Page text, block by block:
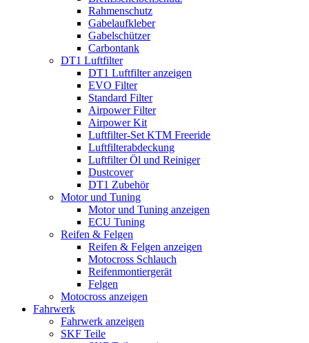
Rahmenschutz
Gabelaufkleber
Gabelschützer
Carbontank
DT1 Luftfilter
DT1 Luftfilter anzeigen
EVO Filter
Standard Filter
Airpower Filter
Airpower Kit
Luftfilter-Set KTM Freeride
Luftfilterabdeckung
Luftfilter Öl und Reiniger
Dustcover
DT1 Zubehör
Motor und Tuning
Motor und Tuning anzeigen
ECU Tuning
Reifen & Felgen
Reifen & Felgen anzeigen
Motocross Schlauch
Reifenmontiergerät
Felgen
Motocross anzeigen
Fahrwerk
Fahrwerk anzeigen
SKF Teile